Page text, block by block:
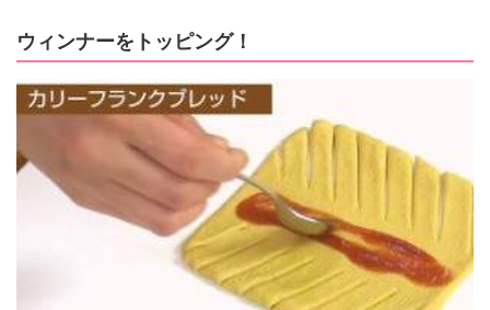
ウィンナーをトッピング！